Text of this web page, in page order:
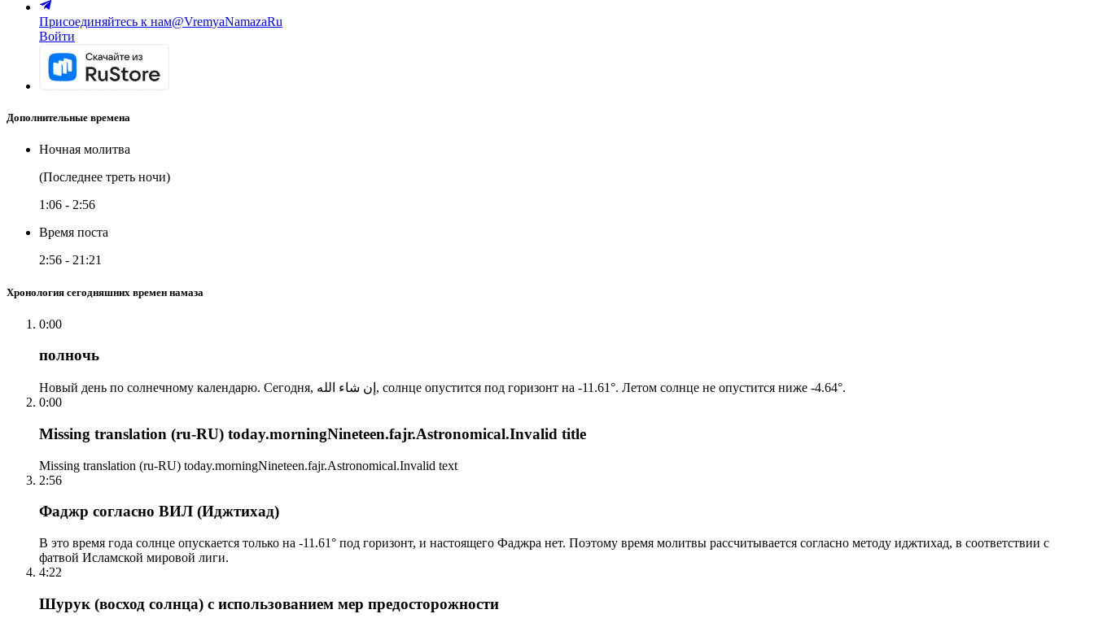
Присоединяйтесь к нам@VremyaNamazaRu
Войти
Дополнительные времена
Ночная молитва
(Последнее треть ночи)
1:06 - 2:56
Время поста
2:56 - 21:21
Хронология сегодняшних времен намаза
0:00
полночь
Новый день по солнечному календарю. Сегодня, إن شاء الله, солнце опустится под горизонт на -11.61°. Летом солнце не опустится ниже -4.64°.
0:00
Missing translation (ru-RU) today.morningNineteen.fajr.Astronomical.Invalid title
Missing translation (ru-RU) today.morningNineteen.fajr.Astronomical.Invalid text
2:56
Фаджр согласно ВИЛ (Иджтихад)
В это время года солнце опускается только на -11.61° под горизонт, и настоящего Фаджра нет. Поэтому время молитвы рассчитывается согласно методу иджтихад, в соответствии с
фатвой Исламской мировой лиги.
4:22
Шурук (восход солнца) с использованием мер предосторожности